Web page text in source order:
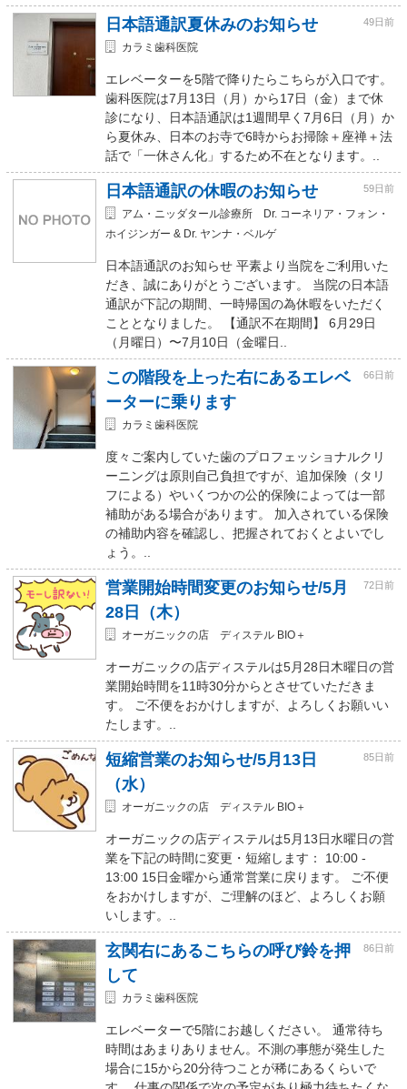
日本語通訳夏休みのお知らせ 49日前
カラミ歯科医院
エレベーターを5階で降りたらこちらが入口です。
歯科医院は7月13日（月）から17日（金）まで休
診になり、日本語通訳は1週間早く7月6日（月）か
ら夏休み、日本のお寺で6時からお掃除＋座禅＋法
話で「一休さん化」するため不在となります。..
日本語通訳の休暇のお知らせ 59日前
アム・ニッダタール診療所 Dr. コーネリア・フォン・
ホイジンガー & Dr. ヤンナ・ベルゲ
日本語通訳のお知らせ 平素より当院をご利用いた
だき、誠にありがとうございます。 当院の日本語
通訳が下記の期間、一時帰国の為休暇をいただく
こととなりました。 【通訳不在期間】 6月29日
（月曜日）〜7月10日（金曜日..
この階段を上った右にあるエレベ
ーターに乗ります
66日前
カラミ歯科医院
度々ご案内していた歯のプロフェッショナルクリ
ーニングは原則自己負担ですが、追加保険（タリ
フによる）やいくつかの公的保険によっては一部
補助がある場合があります。 加入されている保険
の補助内容を確認し、把握されておくとよいでし
ょう。..
営業開始時間変更のお知らせ/5月
28日（木）
72日前
オーガニックの店 ディステル BIO＋
オーガニックの店ディステルは5月28日木曜日の営
業開始時間を11時30分からとさせていただきま
す。 ご不便をおかけしますが、よろしくお願いい
たします。..
短縮営業のお知らせ/5月13日
（水）
85日前
オーガニックの店 ディステル BIO＋
オーガニックの店ディステルは5月13日水曜日の営
業を下記の時間に変更・短縮します： 10:00 -
13:00 15日金曜から通常営業に戻ります。 ご不便
をおかけしますが、ご理解のほど、よろしくお願
いします。..
玄関右にあるこちらの呼び鈴を押
して
86日前
カラミ歯科医院
エレベーターで5階にお越しください。 通常待ち
時間はあまりありません。不測の事態が発生した
場合に15から20分待つことが稀にあるくらいで